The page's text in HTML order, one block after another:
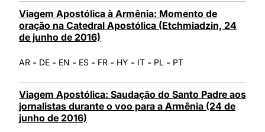
Viagem Apostólica à Armênia: Momento de
oração na Catedral Apostólica (Etchmiadzin, 24
de junho de 2016)
AR - DE - EN - ES - FR - HY - IT - PL - PT
Viagem Apostólica: Saudação do Santo Padre aos
jornalistas durante o voo para a Armênia (24 de
junho de 2016)